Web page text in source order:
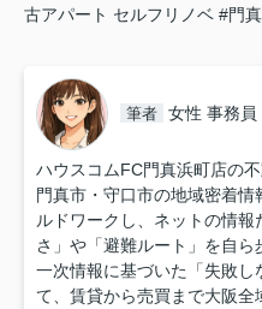
古アパート セルフリノベ #門
筆者 女性 事務員
ハウスコムFC門真浜町店の
門真市・守口市の地域密着
ルドワークし、ネットの情
さ」や「避難ルート」を自ら
一次情報に基づいた「失敗し
て、賃貸から売買まで大阪